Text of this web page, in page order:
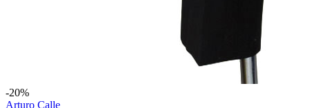
-20%
Arturo Calle